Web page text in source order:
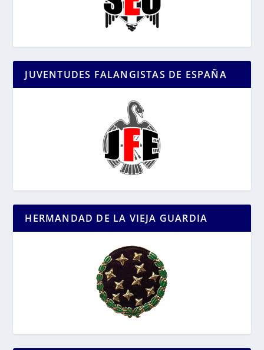
JUVENTUDES FALANGISTAS DE ESPAÑA
HERMANDAD DE LA VIEJA GUARDIA